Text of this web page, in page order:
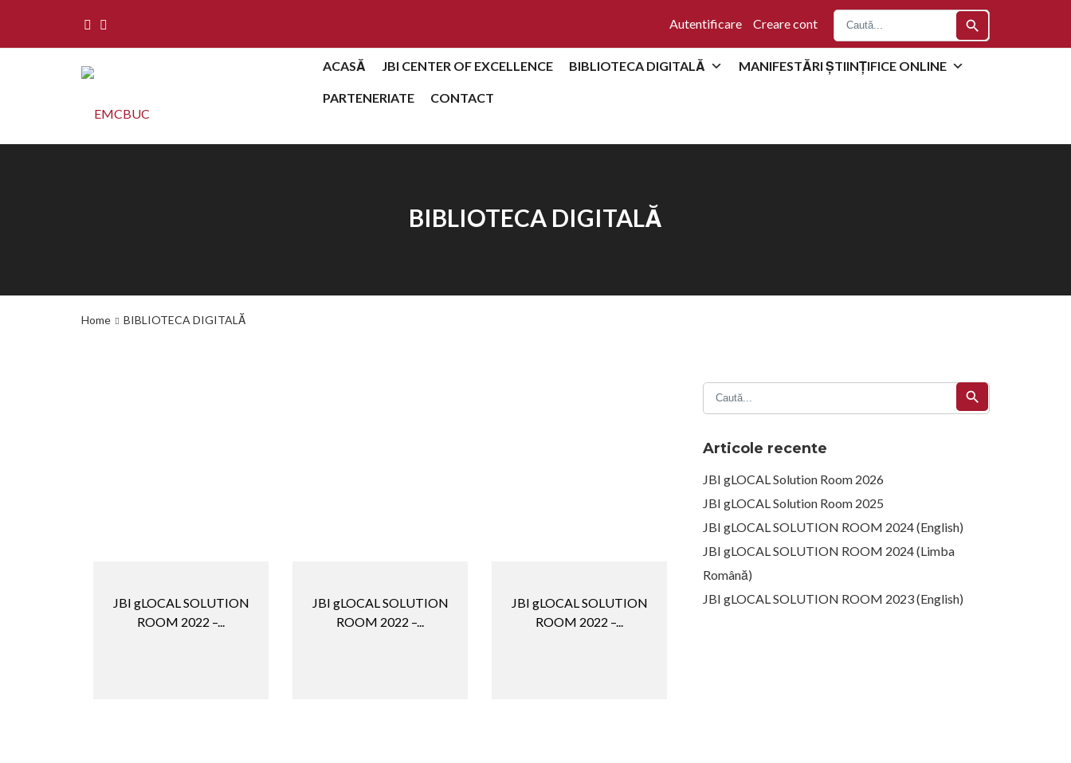
search
Autentificare Creare cont
ACASĂ JBI CENTER OF EXCELLENCE BIBLIOTECA DIGITALĂ MANIFESTĂRI ȘTIINȚIFICE ONLINE
PARTENERIATE CONTACT
BIBLIOTECA DIGITALĂ
Home BIBLIOTECA DIGITALĂ
JBI gLOCAL SOLUTION
ROOM 2022 –...
JBI gLOCAL SOLUTION
ROOM 2022 –...
JBI gLOCAL SOLUTION
ROOM 2022 –...
search
Articole recente
JBI gLOCAL Solution Room 2026
JBI gLOCAL Solution Room 2025
JBI gLOCAL SOLUTION ROOM 2024 (English)
JBI gLOCAL SOLUTION ROOM 2024 (Limba
Română)
JBI gLOCAL SOLUTION ROOM 2023 (English)